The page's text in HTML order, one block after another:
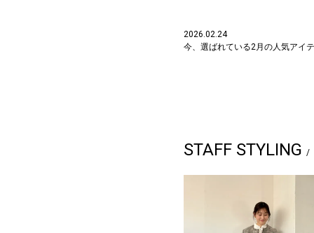
2026.02.24
今、選ばれている2月の人気アイ
STAFF STYLING